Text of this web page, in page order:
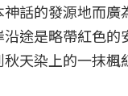
話的發源地而
途是略帶紅色
天染上的一抹楓